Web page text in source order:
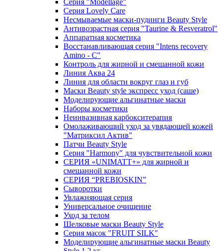
Серия "Modellage"
Cерия Lovely Care
Несмываемые маски-пудинги Beauty Style
Антивозрастная серия "Taurine & Resveratrol"
Аппаратная косметика
Восстанавливающая серия "Intens recovery
Amino - C"
Контроль для жирной и смешанной кожи
Линия Аква 24
Линия для области вокруг глаз и губ
Маски Beauty style экспресс уход (саше)
Моделирующие альгинатные маски
Наборы косметики
Неинвазивная карбокситерапия
Омолаживающий уход за увядающей кожей
"Матриксил Актив"
Патчи Beauty Style
Серия "Harmony" для чувствительной кожи
СЕРИЯ «UNIMATT+» для жирной и
смешанной кожи
СЕРИЯ “PREBIOSKIN”
Сыворотки
Увлажняющая серия
Универсальное очищение
Уход за телом
Шелковые маски Beauty Style
Серия масок "FRUIT SILK"
Моделирующие альгинатные маски Beauty